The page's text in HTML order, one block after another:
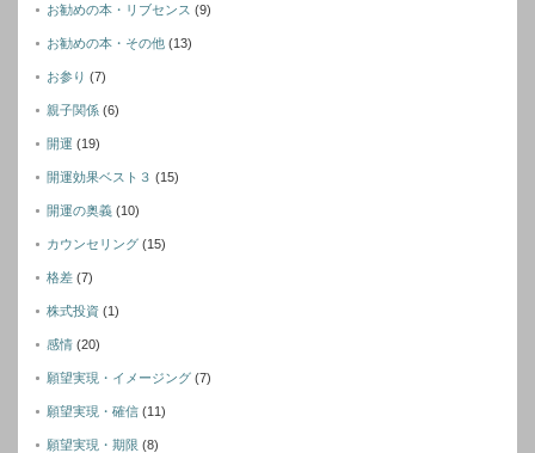
お勧めの本・リブセンス (9)
お勧めの本・その他 (13)
お参り (7)
親子関係 (6)
開運 (19)
開運効果ベスト３ (15)
開運の奥義 (10)
カウンセリング (15)
格差 (7)
株式投資 (1)
感情 (20)
願望実現・イメージング (7)
願望実現・確信 (11)
願望実現・期限 (8)